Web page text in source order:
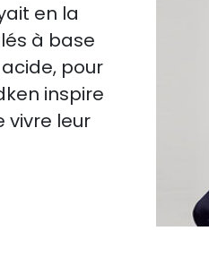
en la
à base
pour
inspire
vivre leur